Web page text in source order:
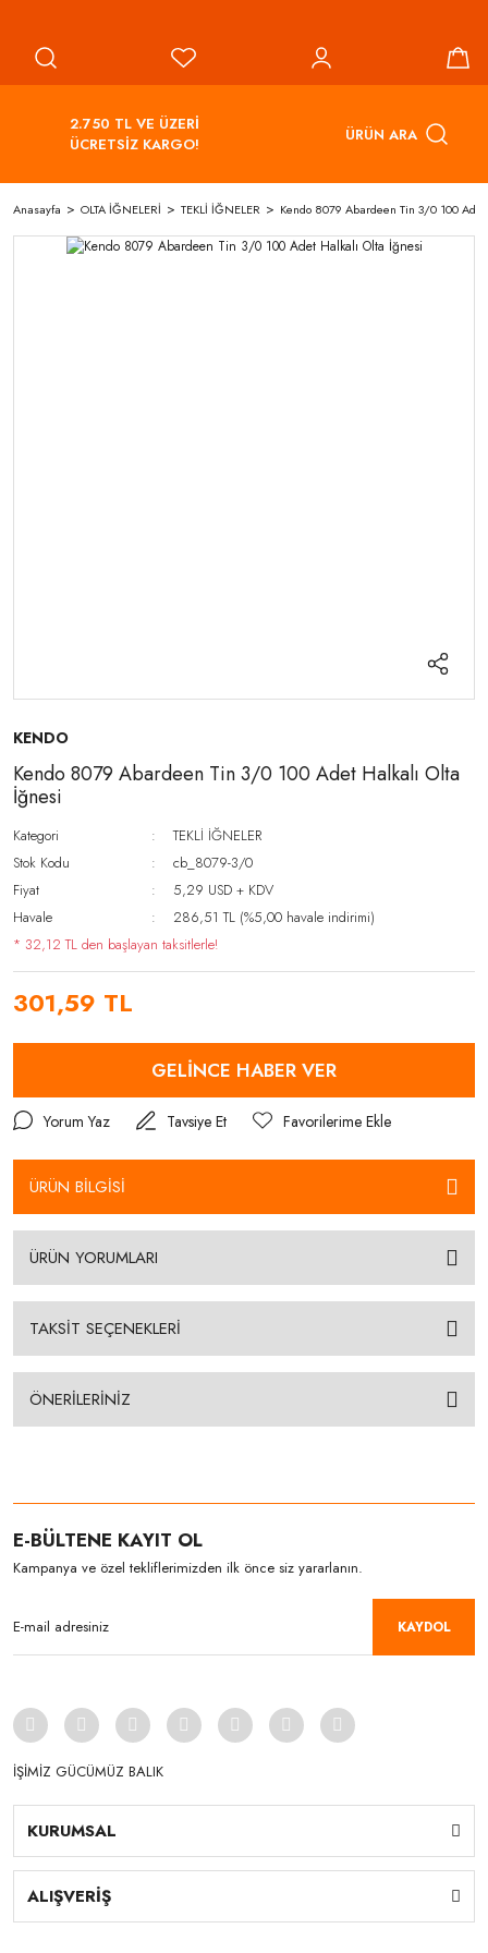
2.750 TL VE ÜZERİ
ÜCRETSİZ KARGO!
ÜRÜN ARA
Anasayfa OLTA İĞNELERİ TEKLİ İĞNELER Kendo 8079 Abardeen Tin 3/0 100
KENDO
Kendo 8079 Abardeen Tin 3/0 100 Adet Halkalı Olta
İğnesi
Kategori
TEKLİ İĞNELER
Stok Kodu
cb_8079-3/0
Fiyat
5,29 USD + KDV
Havale
286,51 TL (%5,00 havale indirimi)
* 32,12 TL den başlayan taksitlerle!
301,59 TL
GELİNCE HABER VER
Yorum Yaz Tavsiye Et
ÜRÜN BİLGİSİ
ÜRÜN YORUMLARI
TAKSİT SEÇENEKLERİ
ÖNERİLERİNİZ
E-BÜLTENE KAYIT OL
Kampanya ve özel tekliflerimizden ilk önce siz yararlanın.
KAYDOL
İŞİMİZ GÜCÜMÜZ BALIK
KURUMSAL
ALIŞVERİŞ